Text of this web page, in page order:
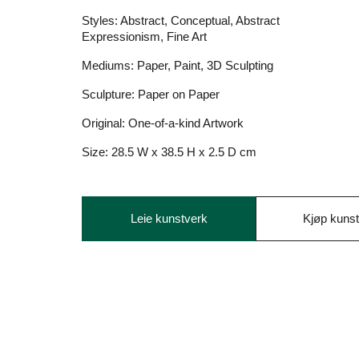
Styles: Abstract, Conceptual, Abstract
Expressionism, Fine Art
Mediums: Paper, Paint, 3D Sculpting
Sculpture: Paper on Paper
Original: One-of-a-kind Artwork
Size: 28.5 W x 38.5 H x 2.5 D cm
Leie kunstverk Kjøp